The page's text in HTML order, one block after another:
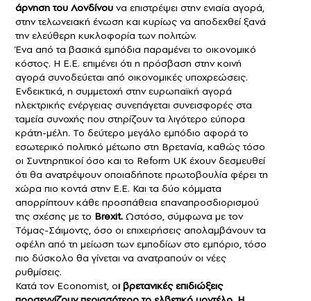
άρνηση του Λονδίνου να επιστρέψει στην ενιαία αγορά,
στην τελωνειακή ένωση και κυρίως να αποδεχθεί ξανά
την ελεύθερη κυκλοφορία των πολιτών.
Ένα από τα βασικά εμπόδια παραμένει το οικονομικό
κόστος. Η Ε.Ε. επιμένει ότι η πρόσβαση στην κοινή
αγορά συνοδεύεται από οικονομικές υποχρεώσεις.
Ενδεικτικά, η συμμετοχή στην ευρωπαϊκή αγορά
ηλεκτρικής ενέργειας συνεπάγεται συνεισφορές στα
ταμεία συνοχής που στηρίζουν τα λιγότερο εύπορα
κράτη-μέλη. Το δεύτερο μεγάλο εμπόδιο αφορά το
εσωτερικό πολιτικό μέτωπο στη Βρετανία, καθώς τόσο
οι Συντηρητικοί όσο και το Reform UK έχουν δεσμευθεί
ότι θα ανατρέψουν οποιαδήποτε πρωτοβουλία φέρει τη
χώρα πιο κοντά στην Ε.Ε. Και τα δύο κόμματα
απορρίπτουν κάθε προσπάθεια επαναπροσδιορισμού
της σχέσης με το Brexit. Ωστόσο, σύμφωνα με τον
Τόμας-Σάιμοντς, όσο οι επιχειρήσεις απολαμβάνουν τα
οφέλη από τη μείωση των εμποδίων στο εμπόριο, τόσο
πιο δύσκολο θα γίνεται να ανατραπούν οι νέες
ρυθμίσεις.
Κατά τον Economist, οι βρετανικές επιδιώξεις